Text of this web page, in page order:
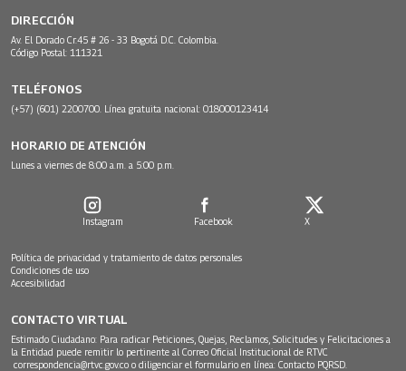
DIRECCIÓN
Av. El Dorado Cr.45 # 26 - 33 Bogotá D.C. Colombia.
Código Postal: 111321
TELÉFONOS
(+57) (601) 2200700. Línea gratuita nacional: 018000123414
HORARIO DE ATENCIÓN
Lunes a viernes de 8:00 a.m. a 5:00 p.m.
Instagram Facebook X
Política de privacidad y tratamiento de datos personales
Condiciones de uso
Accesibilidad
CONTACTO VIRTUAL
Estimado Ciudadano: Para radicar Peticiones, Quejas, Reclamos, Solicitudes y Felicitaciones a
la Entidad puede remitir lo pertinente al Correo Oficial Institucional de RTVC
correspondencia@rtvc.gov.co o diligenciar el formulario en línea: Contacto PQRSD.